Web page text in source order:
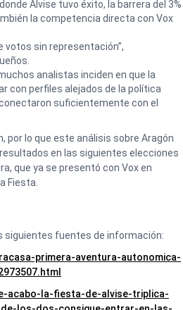
Alvise tuvo éxito, la barrera del 3%
la competencia directa con Vox
votos sin representación”,
analistas inciden en que la
con perfiles alejados de la política
suficientemente con el
por lo que este análisis sobre Aragón
en las siguientes elecciones
que ya se presentó con Vox en
Fiesta.
siguientes fuentes de información:
primera-aventura-autonomica-
acabo-la-fiesta-de-alvise-triplica-